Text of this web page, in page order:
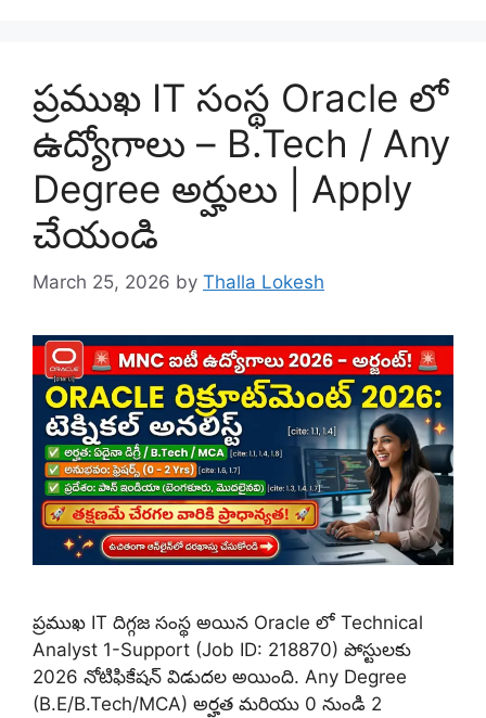
ప్రముఖ IT సంస్థ Oracle లో
ఉద్యోగాలు – B.Tech / Any
Degree అర్హులు | Apply
చేయండి
March 25, 2026 by Thalla Lokesh
ప్రముఖ IT దిగ్గజ సంస్థ అయిన Oracle లో Technical
Analyst 1-Support (Job ID: 218870) పోస్టులకు
2026 నోటిఫికేషన్ విడుదల అయింది. Any Degree
(B.E/B.Tech/MCA) అర్హత మరియు 0 నుండి 2